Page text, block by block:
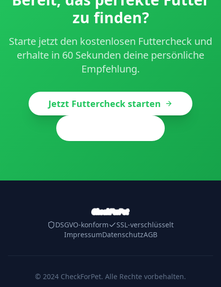
zu finden?
Starte jetzt den kostenlosen Futtercheck und
erhalte in 60 Sekunden deine persönliche
Empfehlung.
Jetzt Futtercheck starten
DSGVO-konform
SSL-verschlüsselt
ImpressumDatenschutzAGB
© 2024 CheckForPet. Alle Rechte vorbehalten.